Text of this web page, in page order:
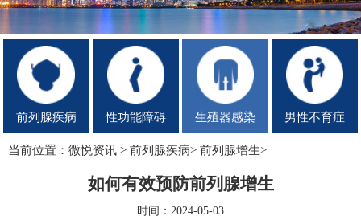
前列腺疾病 性功能障碍 生殖器感染 男性不育症
当前位置： 微悦资讯 > 前列腺疾病> 前列腺增生>
如何有效预防前列腺增生
时间：2024-05-03